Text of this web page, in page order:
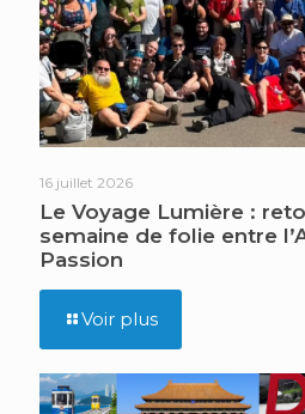
16 juillet 2026
Le Voyage Lumière :
semaine de folie entre
Passion
Voir plus